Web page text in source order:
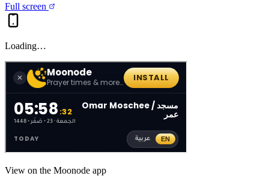
Full screen
Loading…
View on the Moonode app